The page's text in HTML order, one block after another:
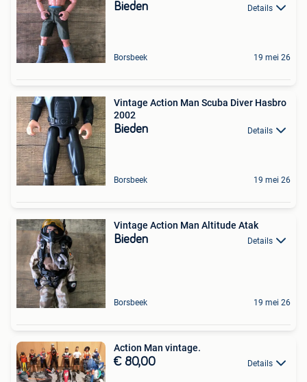
Bieden Details
Borsbeek 19 mei 26
Vintage Action Man Scuba Diver Hasbro
2002
Bieden Details
Borsbeek 19 mei 26
Vintage Action Man Altitude Atak
Bieden Details
Borsbeek 19 mei 26
Action Man vintage.
€ 80,00 Details